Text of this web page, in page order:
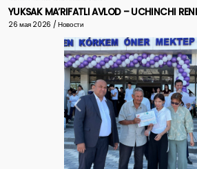
YUKSAK MA’RIFATLI AVLOD – UCHINCHI
26 мая 2026 / Новости